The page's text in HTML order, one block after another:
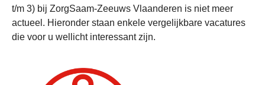
t/m 3) bij ZorgSaam-Zeeuws Vlaanderen is niet meer
actueel. Hieronder staan enkele vergelijkbare vacatures
die voor u wellicht interessant zijn.